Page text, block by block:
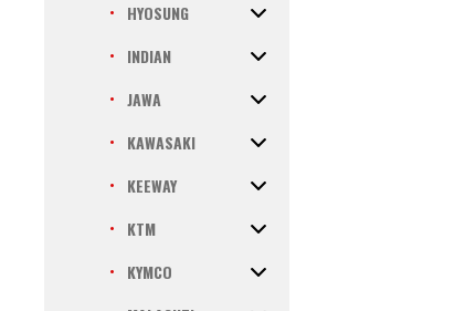
HYOSUNG
INDIAN
JAWA
KAWASAKI
KEEWAY
KTM
KYMCO